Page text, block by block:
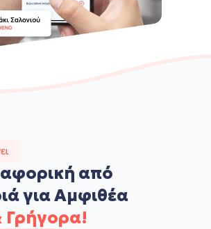
από
για Αμφιθέα
Γρήγορα!